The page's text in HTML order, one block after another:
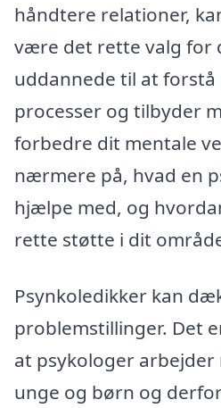
håndtere relationer,
være det rette valg for
uddannede til at forstå
processer og tilbyder
forbedre dit mentale
nærmere på, hvad en
hjælpe med, og
rette støtte i dit
Psynkoledikker kan
problemstillinger. Det
at psykologer arbejder
unge og børn og